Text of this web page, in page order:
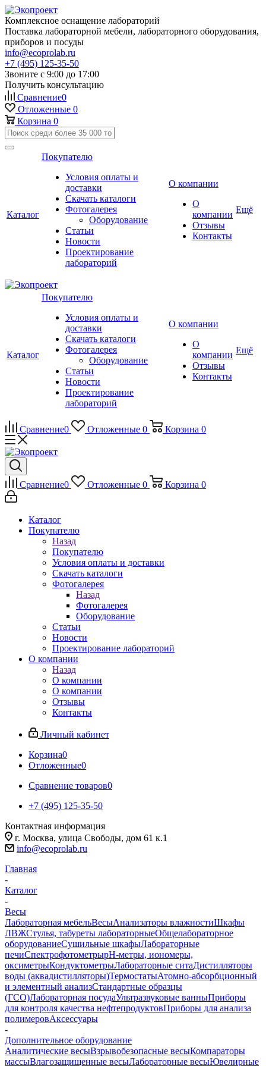
Комплексное оснащение лабораторий
Поставка лабораторной мебели, лабораторного оборудования,
приборов и посуды
info@ecoprolab.ru
+7 (495) 125-35-50
Звоните с 9:00 до 17:00
Получить консультацию
Сравнение0
Отложенные 0
Корзина 0
Каталог
Покупателю
Условия оплаты и
доставки
Скачать каталоги
Фотогалерея
Оборудование
Статьи
Новости
Проектирование
лабораторий
О компании
О
компании
Отзывы
Контакты
Ещё
Каталог
Покупателю
Условия оплаты и
доставки
Скачать каталоги
Фотогалерея
Оборудование
Статьи
Новости
Проектирование
лабораторий
О компании
О
компании
Отзывы
Контакты
Ещё
Сравнение0 Отложенные 0 Корзина 0
Сравнение0 Отложенные 0 Корзина 0
Каталог
Покупателю
Назад
Покупателю
Условия оплаты и доставки
Скачать каталоги
Фотогалерея
Назад
Фотогалерея
Оборудование
Статьи
Новости
Проектирование лабораторий
О компании
Назад
О компании
О компании
Отзывы
Контакты
Личный кабинет
Корзина0
Отложенные0
Сравнение товаров0
+7 (495) 125-35-50
Контактная информация
г. Москва, улица Свободы, дом 61 к.1
info@ecoprolab.ru
Главная
-
Каталог
-
Весы
Лабораторная мебельВесыАнализаторы влажностиШкафы
ЛВЖСтулья, табуреты лабораторныеОбщелабораторное
оборудованиеСушильные шкафыЛабораторные
печиСпектрофотометрыpH-метры, иономеры,
оксиметрыКондуктометрыЛабораторные ситаДистилляторы
воды (аквадистилляторы)ТермостатыАтомно-абсорбционный
и элементный анализСтандартные образцы
(ГСО)Лабораторная посудаУльтразвуковые ванныПриборы
для контроля качества нефтепродуктовПриборы для анализа
полимеровАксессуары
-
Дополнительное оборудование
Аналитические весыВзрывобезопасные весыКомпараторы
массыВлагозащищенные весыЛабораторные весыЮвелирные